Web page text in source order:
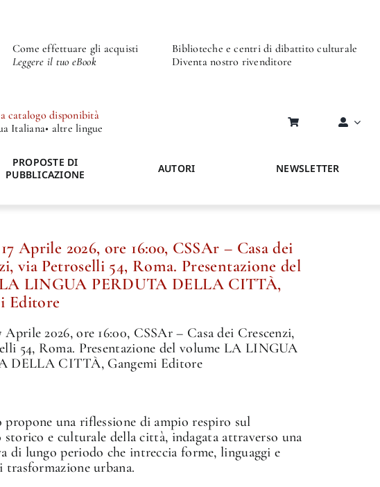
Come effettuare gli acquisti
Leggere il tuo eBook
Biblioteche e centri di dibattito culturale
Diventa nostro rivenditore
catalogo disponibità
Italiana• altre lingue
PROPOSTE DI
PUBBLICAZIONE
AUTORI NEWSLETTER
Aprile 2026, ore 16:00, CSSAr – Casa dei
via Petroselli 54, Roma. Presentazione del
LINGUA PERDUTA DELLA CITTÀ,
Editore
Aprile 2026, ore 16:00, CSSAr – Casa dei Crescenzi,
54, Roma. Presentazione del volume LA LINGUA
DELLA CITTÀ, Gangemi Editore
propone una riflessione di ampio respiro sul
storico e culturale della città, indagata attraverso una
di lungo periodo che intreccia forme, linguaggi e
trasformazione urbana.